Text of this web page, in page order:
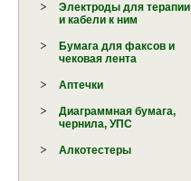
Электроды для терапии
и кабели к ним
Бумага для факсов и
чековая лента
Аптечки
Диаграммная бумага,
чернила, УПС
Алкотестеры